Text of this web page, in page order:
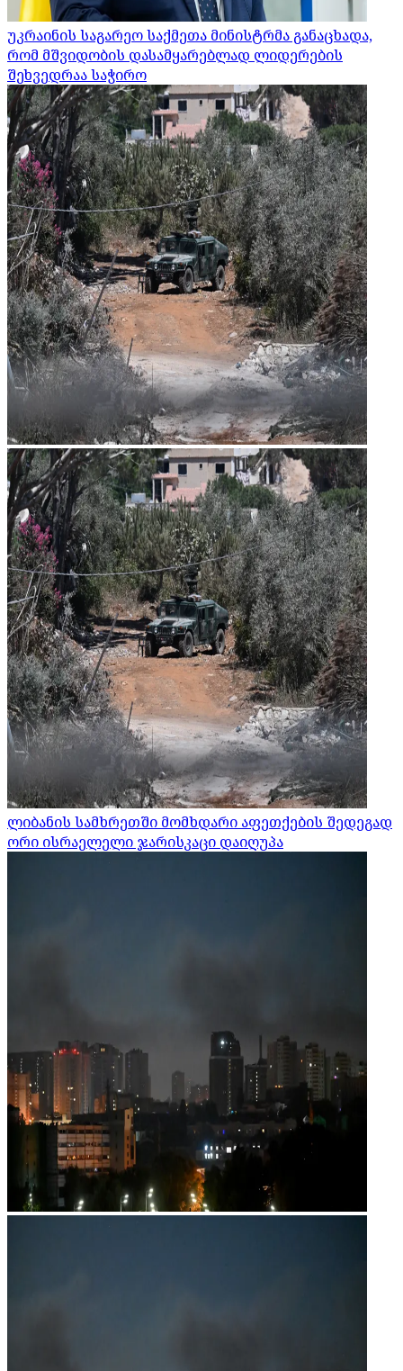
უკრაინის საგარეო საქმეთა მინისტრმა განაცხადა,
რომ მშვიდობის დასამყარებლად ლიდერების
შეხვედრაა საჭირო
ლიბანის სამხრეთში მომხდარი აფეთქების შედეგად
ორი ისრაელელი ჯარისკაცი დაიღუპა